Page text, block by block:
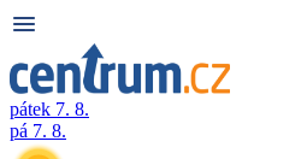
pátek 7. 8.
pá 7. 8.